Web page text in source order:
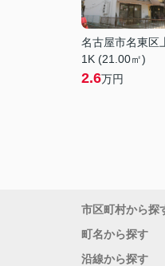
名古屋市名東区
1K (21.00㎡)
2.6万円
市区町村から探
町名から探す
沿線から探す